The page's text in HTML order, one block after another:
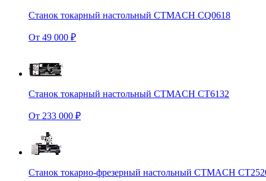
Станок токарный настольный CTMACH CQ0618
От 49 000 ₽
Станок токарный настольный CTMACH CT6132
От 233 000 ₽
Станок токарно-фрезерный настольный CTMACH